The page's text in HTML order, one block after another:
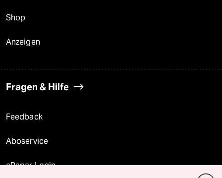
Shop
Anzeigen
Fragen & Hilfe
Feedback
Aboservice
ePaper Login